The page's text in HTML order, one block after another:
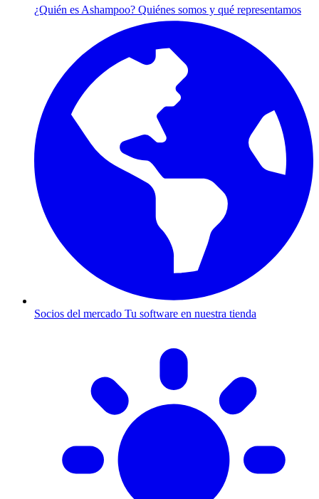
¿Quién es Ashampoo? Quiénes somos y qué representamos
Socios del mercado Tu software en nuestra tienda